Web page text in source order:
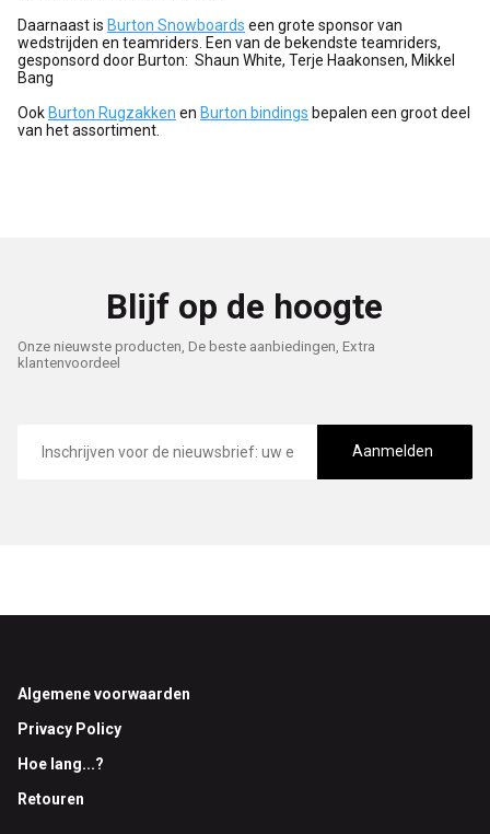
Daarnaast is Burton Snowboards een grote sponsor van
wedstrijden en teamriders. Een van de bekendste teamriders,
gesponsord door Burton: Shaun White, Terje Haakonsen, Mikkel
Bang
Ook Burton Rugzakken en Burton bindings bepalen een groot deel
van het assortiment.
Blijf op de hoogte
Onze nieuwste producten, De beste aanbiedingen, Extra
klantenvoordeel
mailadres
Aanmelden
Footer
Algemene voorwaarden
Privacy Policy
Hoe lang...?
Retouren